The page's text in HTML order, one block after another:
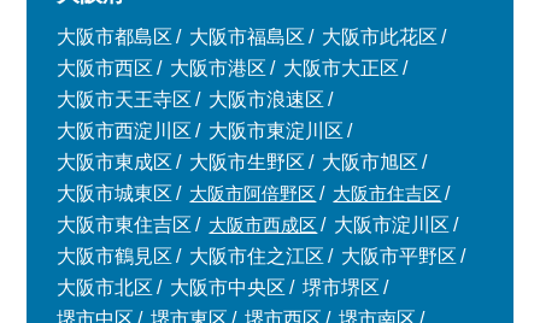
大阪市都島区 大阪市福島区
大阪市此花区
大阪市西区
大阪市港区
大阪市大正区
大阪市天王寺区
大阪市浪速区
大阪市西淀川区
大阪市東淀川区
大阪市東成区
大阪市生野区
大阪市旭区
大阪市城東区
大阪市阿倍野区
大阪市住吉区
大阪市東住吉区
大阪市西成区
大阪市淀川区
大阪市鶴見区
大阪市住之江区
大阪市平野区
大阪市北区
大阪市中央区
堺市堺区